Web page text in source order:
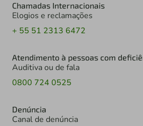
Chamadas Internacionais
Elogios e reclamações
+ 55 51 2313 6472
Atendimento à pessoas com
Auditiva ou de fala
0800 724 0525
Denúncia
Canal de denúncia